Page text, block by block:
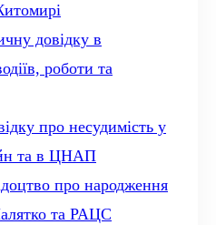
довідку в
роботи та
про несудимість у
та в ЦНАП
про народження
та РАЦС